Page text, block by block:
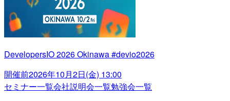
DevelopersIO 2026 Okinawa #devio2026
開催前2026年10月2日(金) 13:00
セミナー一覧会社説明会一覧勉強会一覧